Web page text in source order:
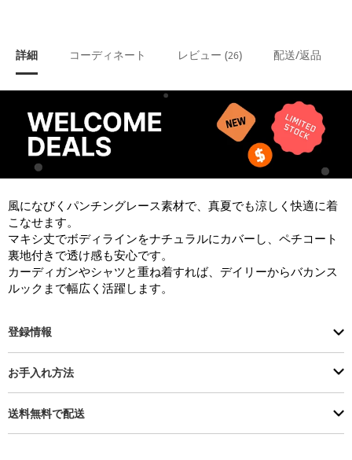
詳細 コーディネート レビュー (26) 配送/返品
風になびくパンチングレース素材で、真夏でも涼しく快適に着
こなせます。
マキシ丈でボディラインをナチュラルにカバーし、ペチコート
裏地付きで透け感も安心です。
カーディガンやシャツと重ね着すれば、デイリーからバカンス
ルックまで幅広く活躍します。
登録情報
お手入れ方法
送料無料で配送